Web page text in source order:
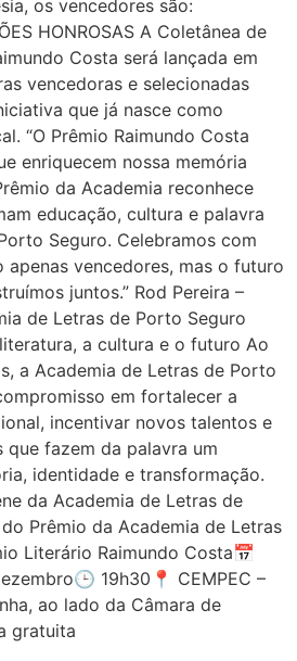
os vencedores são:
HONROSAS A Coletânea de
Costa será lançada em
vencedoras e selecionadas
que já nasce como
“O Prêmio Raimundo Costa
enriquecem nossa memória
da Academia reconhece
educação, cultura e palavra
Seguro. Celebramos com
apenas vencedores, mas o futuro
juntos.” Rod Pereira –
de Letras de Porto Seguro
a cultura e o futuro Ao
a Academia de Letras de Porto
em fortalecer a
incentivar novos talentos e
fazem da palavra um
identidade e transformação.
da Academia de Letras de
Prêmio da Academia de Letras
Literário Raimundo Costa📅
19h30📍 CEMPEC –
ao lado da Câmara de
gratuita